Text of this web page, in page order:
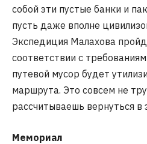
собой эти пустые банки и
пусть даже вполне
Экспедиция Малахова
соответствии с
путевой мусор будет
маршрута. Это совсем не
рассчитываешь вернуться
Мемориал